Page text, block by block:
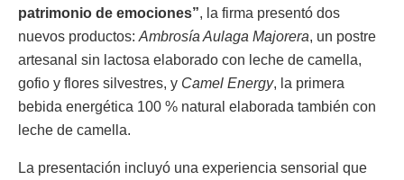
patrimonio de emociones”, la firma presentó dos
nuevos productos: Ambrosía Aulaga Majorera, un postre
artesanal sin lactosa elaborado con leche de camella,
gofio y flores silvestres, y Camel Energy, la primera
bebida energética 100 % natural elaborada también con
leche de camella.
La presentación incluyó una experiencia sensorial que